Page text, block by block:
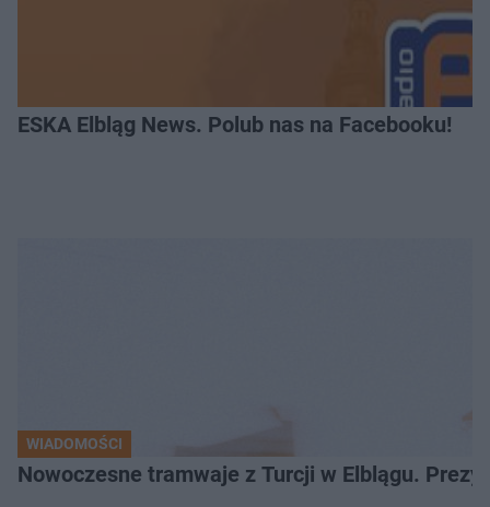
ESKA Elbląg News. Polub nas na Facebooku!
WIADOMOŚCI
Nowoczesne tramwaje z Turcji w Elblągu.